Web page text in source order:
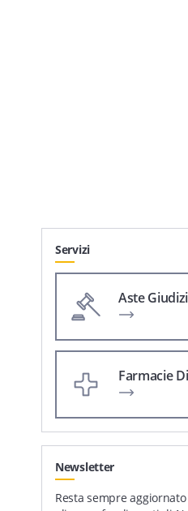
Servizi
Aste
Farmacie
Newsletter
Resta sempre